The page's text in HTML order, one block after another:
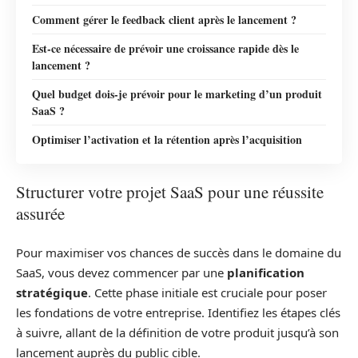
Comment gérer le feedback client après le lancement ?
Est-ce nécessaire de prévoir une croissance rapide dès le
lancement ?
Quel budget dois-je prévoir pour le marketing d’un produit
SaaS ?
Optimiser l’activation et la rétention après l’acquisition
Structurer votre projet SaaS pour une réussite
assurée
Pour maximiser vos chances de succès dans le domaine du
SaaS, vous devez commencer par une planification
stratégique. Cette phase initiale est cruciale pour poser
les fondations de votre entreprise. Identifiez les étapes clés
à suivre, allant de la définition de votre produit jusqu’à son
lancement auprès du public cible.